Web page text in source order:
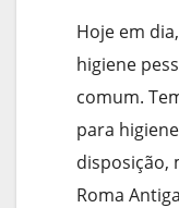
Hoje em
higiene
comum.
para
disposição,
Roma